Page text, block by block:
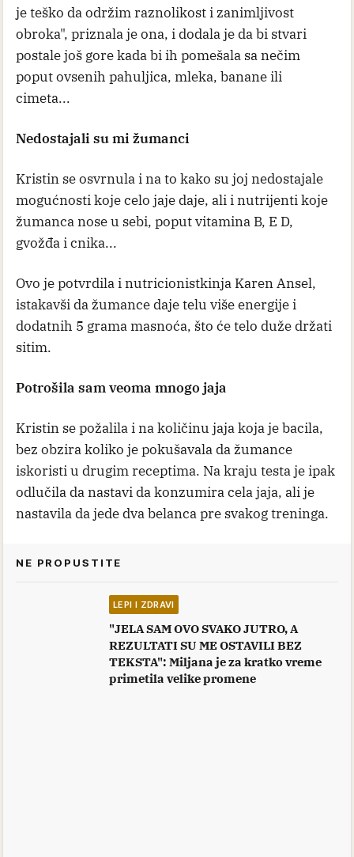
je teško da održim raznolikost i zanimljivost
obroka", priznala je ona, i dodala je da bi stvari
postale još gore kada bi ih pomešala sa nečim
poput ovsenih pahuljica, mleka, banane ili
cimeta...
Nedostajali su mi žumanci
Kristin se osvrnula i na to kako su joj nedostajale
mogućnosti koje celo jaje daje, ali i nutrijenti koje
žumanca nose u sebi, poput vitamina B, E D,
gvožđa i cnika...
Ovo je potvrdila i nutricionistkinja Karen Ansel,
istakavši da žumance daje telu više energije i
dodatnih 5 grama masnoća, što će telo duže držati
sitim.
Potrošila sam veoma mnogo jaja
Kristin se požalila i na količinu jaja koja je bacila,
bez obzira koliko je pokušavala da žumance
iskoristi u drugim receptima. Na kraju testa je ipak
odlučila da nastavi da konzumira cela jaja, ali je
nastavila da jede dva belanca pre svakog treninga.
NE PROPUSTITE
LEPI I ZDRAVI
"JELA SAM OVO SVAKO JUTRO, A
REZULTATI SU ME OSTAVILI BEZ
TEKSTA": Miljana je za kratko vreme
primetila velike promene